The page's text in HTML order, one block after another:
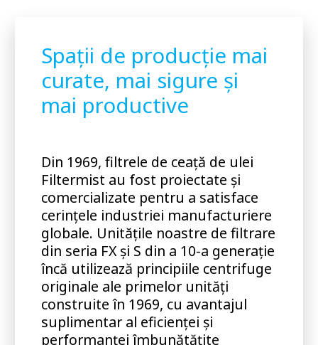
Spații de producție mai
curate, mai sigure și
mai productive
Din 1969, filtrele de ceață de ulei
Filtermist au fost proiectate și
comercializate pentru a satisface
cerințele industriei manufacturiere
globale. Unitățile noastre de filtrare
din seria FX și S din a 10-a generație
încă utilizează principiile centrifuge
originale ale primelor unități
construite în 1969, cu avantajul
suplimentar al eficienței și
performanței îmbunătățite